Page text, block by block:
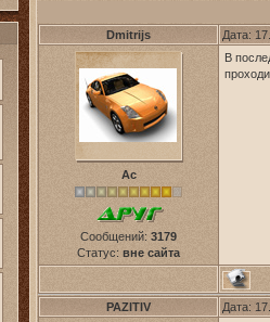
Dmitrijs Дата:
Ас
Сообщений: 3179
Статус: вне сайта
В
PAZITIV Дата: